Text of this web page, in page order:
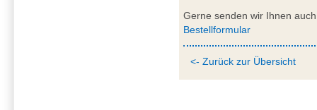
Gerne senden wir Ihnen
Bestellformular
<- Zurück zur Übersicht